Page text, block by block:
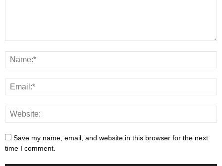
Save my name, email, and website in this browser for the next
time I comment.